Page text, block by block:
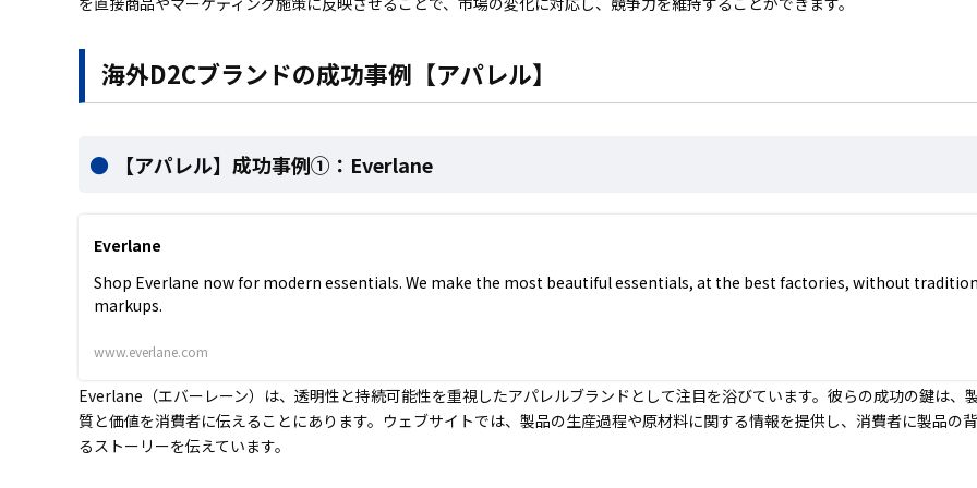
海外D2Cブランドの成功事例【アパレル】
【アパレル】成功事例①：Everlane
Everlane
Shop Everlane now for modern essentials. We make the most beautiful essentials, at the best factories, without
markups.
www.everlane.com
Everlane（エバーレーン）は、透明性と持続可能性を重視したアパレルブランドとして注目を浴びています。彼らの成功の鍵は、
質と価値を消費者に伝えることにあります。ウェブサイトでは、製品の生産過程や原材料に関する情報を提供し、消費者に製品の
るストーリーを伝えています。